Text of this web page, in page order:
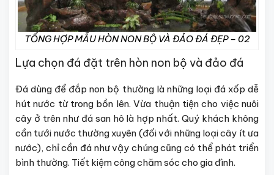
TỔNG HỢP MẪU HÒN NON BỘ VÀ ĐẢO ĐÁ ĐẸP – 02
Lựa chọn đá đặt trên hòn non bộ và đảo đá
Đá dùng để đắp non bộ thường là những loại đá xốp dễ
hút nước từ trong bồn lên. Vừa thuận tiện cho việc nuôi
cây ở trên như đá san hô là hợp nhất. Quý khách không
cần tưới nước thường xuyên (đối với những loại cây ít ưa
nước), chỉ cần đá như vậy chúng cũng có thể phát triển
bình thường. Tiết kiệm công chăm sóc cho gia đình.